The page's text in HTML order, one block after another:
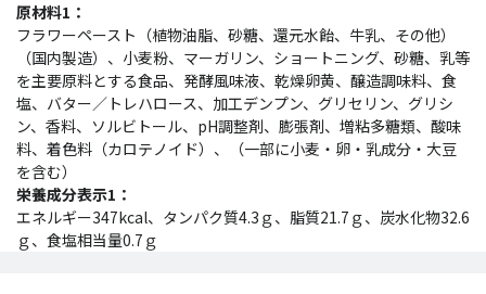
原材料1：
フラワーペースト（植物油脂、砂糖、還元水飴、牛乳、その他）
（国内製造）、小麦粉、マーガリン、ショートニング、砂糖、乳等
を主要原料とする食品、発酵風味液、乾燥卵黄、醸造調味料、食
塩、バター／トレハロース、加工デンプン、グリセリン、グリシ
ン、香料、ソルビトール、pH調整剤、膨張剤、増粘多糖類、酸味
料、着色料（カロテノイド）、（一部に小麦・卵・乳成分・大豆
を含む）
栄養成分表示1：
エネルギー347kcal、タンパク質4.3ｇ、脂質21.7ｇ、炭水化物32.6
ｇ、食塩相当量0.7ｇ